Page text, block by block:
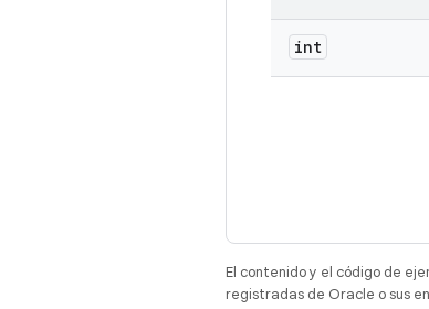
int
El contenido y el código de
registradas de Oracle o sus